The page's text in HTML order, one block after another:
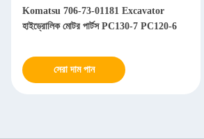
Komatsu 706-73-01181 Excavator
হাইড্রোলিক মোটর পার্টস PC130-7 PC120-6
সেরা দাম পান